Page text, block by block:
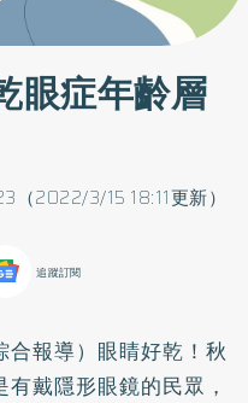
眼症年齡層
（2022/3/15 18:11更新）
追蹤訂閱
合報導）眼睛好乾！秋
戴隱形眼鏡的民眾，